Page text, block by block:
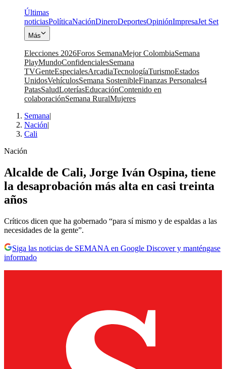
Últimas
noticiasPolíticaNaciónDineroDeportesOpiniónImpresaJet Set
Más
Elecciones 2026Foros SemanaMejor ColombiaSemana
PlayMundoConfidencialesSemana
TVGenteEspecialesArcadiaTecnologíaTurismoEstados
UnidosVehículosSemana SostenibleFinanzas Personales4
PatasSaludLoteríasEducaciónContenido en
colaboraciónSemana RuralMujeres
Semana|
Nación|
Cali
Nación
Alcalde de Cali, Jorge Iván Ospina, tiene
la desaprobación más alta en casi treinta
años
Críticos dicen que ha gobernado “para sí mismo y de espaldas a las
necesidades de la gente”.
Siga las noticias de SEMANA en Google Discover y manténgase
informado